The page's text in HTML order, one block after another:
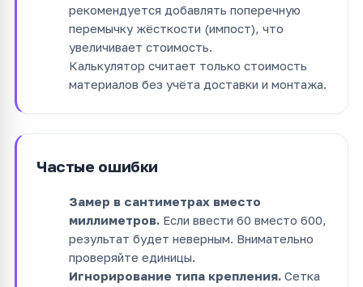
рекомендуется добавлять поперечную
перемычку жёсткости (импост), что
увеличивает стоимость.
Калькулятор считает только стоимость
материалов без учёта доставки и монтажа.
Частые ошибки
Замер в сантиметрах вместо
миллиметров. Если ввести 60 вместо 600,
результат будет неверным. Внимательно
проверяйте единицы.
Игнорирование типа крепления. Сетка